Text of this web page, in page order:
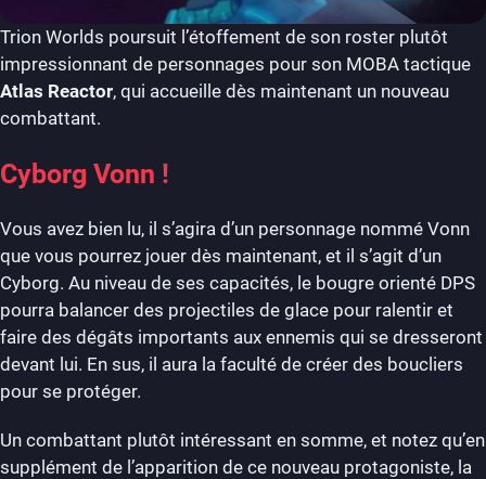
Trion Worlds poursuit l’étoffement de son roster plutôt
impressionnant de personnages pour son MOBA tactique
Atlas Reactor, qui accueille dès maintenant un nouveau
combattant.
Cyborg Vonn !
Vous avez bien lu, il s’agira d’un personnage nommé Vonn
que vous pourrez jouer dès maintenant, et il s’agit d’un
Cyborg. Au niveau de ses capacités, le bougre orienté DPS
pourra balancer des projectiles de glace pour ralentir et
faire des dégâts importants aux ennemis qui se dresseront
devant lui. En sus, il aura la faculté de créer des boucliers
pour se protéger.
Un combattant plutôt intéressant en somme, et notez qu’en
supplément de l’apparition de ce nouveau protagoniste, la